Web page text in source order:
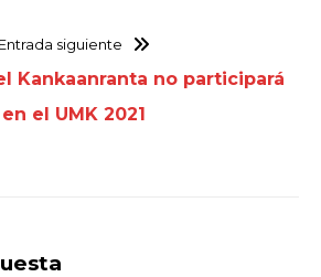
Entrada siguiente
Kankaanranta no participará
en el UMK 2021